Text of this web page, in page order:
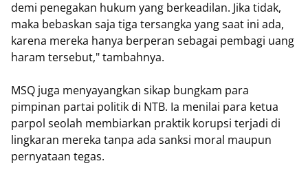
demi penegakan hukum yang berkeadilan. Jika tidak,
maka bebaskan saja tiga tersangka yang saat ini ada,
karena mereka hanya berperan sebagai pembagi uang
haram tersebut," tambahnya.
MSQ juga menyayangkan sikap bungkam para
pimpinan partai politik di NTB. Ia menilai para ketua
parpol seolah membiarkan praktik korupsi terjadi di
lingkaran mereka tanpa ada sanksi moral maupun
pernyataan tegas.